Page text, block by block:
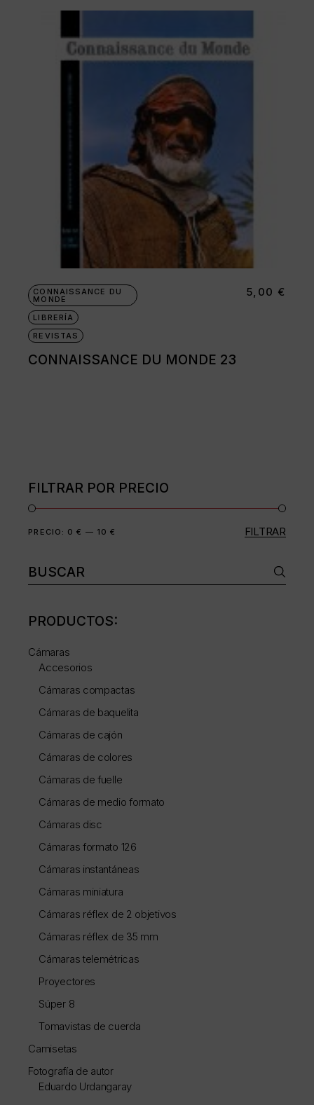
CONNAISSANCE DU
MONDE
LIBRERÍA
REVISTAS
CONNAISSANCE DU MONDE 23
5,00 €
FILTRAR POR PRECIO
Precio
Precio FILTRAR
PRECIO: 0 € — 10 €
Buscar:
PRODUCTOS:
Cámaras
Accesorios
Cámaras compactas
Cámaras de baquelita
Cámaras de cajón
Cámaras de colores
Cámaras de fuelle
Cámaras de medio formato
Cámaras disc
Cámaras formato 126
Cámaras instantáneas
Cámaras miniatura
Cámaras réflex de 2 objetivos
Cámaras réflex de 35 mm
Cámaras telemétricas
Proyectores
Súper 8
Tomavistas de cuerda
Camisetas
Fotografía de autor
Eduardo Urdangaray